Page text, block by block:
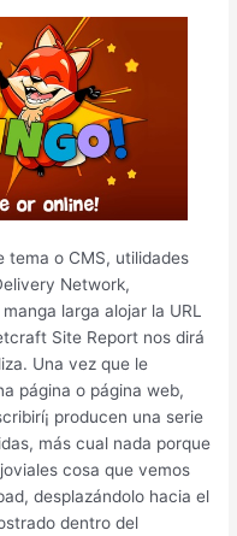
tema o CMS, utilidades
Network,
larga alojar la URL
Site Report nos dirá
Una vez que le
página o página web,
producen una serie
más cual nada porque
cosa que vemos
desplazándolo hacia el
dentro del